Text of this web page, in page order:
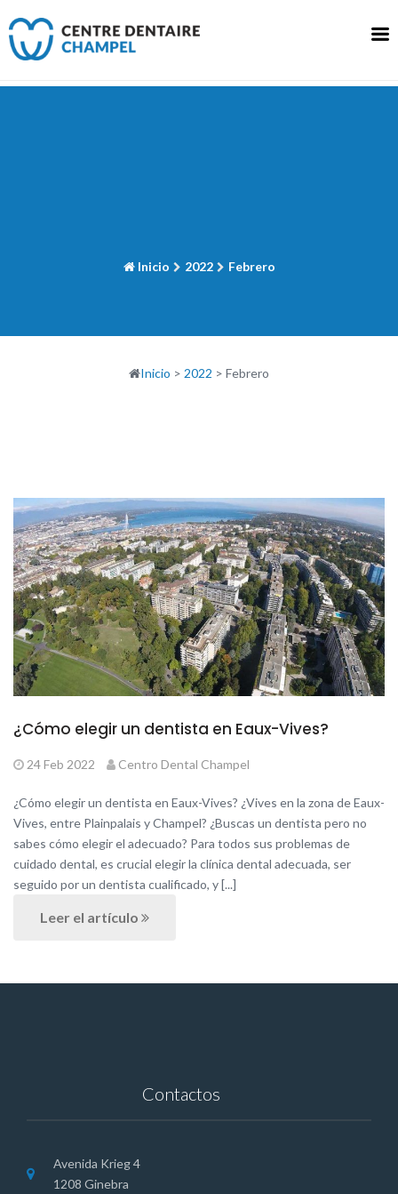
contenido
Inicio 2022 Febrero
Inicio > 2022 > Febrero
¿Cómo elegir un dentista en Eaux-Vives?
24 Feb 2022 Centro Dental Champel
¿Cómo elegir un dentista en Eaux-Vives? ¿Vives en la zona de Eaux-
Vives, entre Plainpalais y Champel? ¿Buscas un dentista pero no
sabes cómo elegir el adecuado? Para todos sus problemas de
cuidado dental, es crucial elegir la clínica dental adecuada, ser
seguido por un dentista cualificado, y [...]
Leer el artículo
Contactos
Avenida Krieg 4
1208 Ginebra